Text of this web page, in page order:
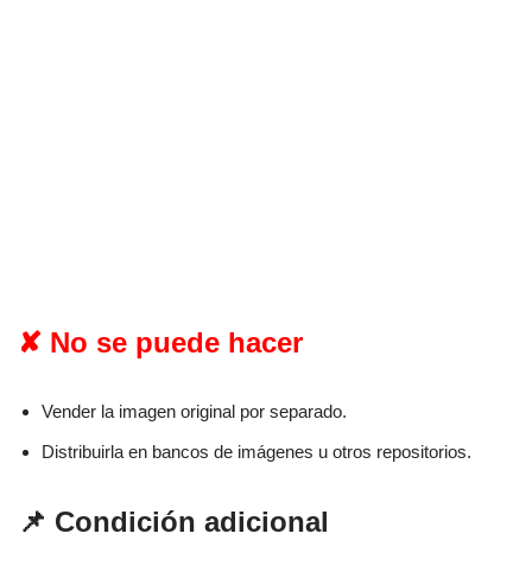
✘ No se puede hacer
Vender la imagen original por separado.
Distribuirla en bancos de imágenes u otros repositorios.
📌 Condición adicional